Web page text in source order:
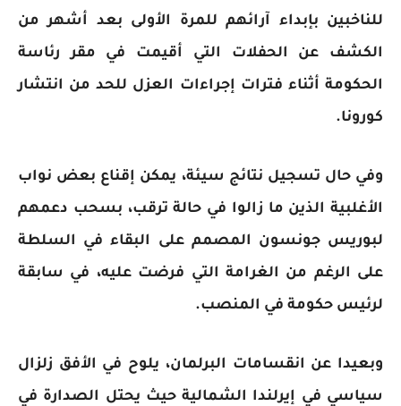
للناخبين بإبداء آرائهم للمرة الأولى بعد أشهر من
الكشف عن الحفلات التي أقيمت في مقر رئاسة
الحكومة أثناء فترات إجراءات العزل للحد من انتشار
كورونا.
وفي حال تسجيل نتائج سيئة، يمكن إقناع بعض نواب
الأغلبية الذين ما زالوا في حالة ترقب، بسحب دعمهم
لبوريس جونسون المصمم على البقاء في السلطة
على الرغم من الغرامة التي فرضت عليه، في سابقة
لرئيس حكومة في المنصب.
وبعيدا عن انقسامات البرلمان، يلوح في الأفق زلزال
سياسي في إيرلندا الشمالية حيث يحتل الصدارة في